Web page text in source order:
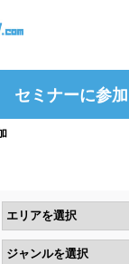
加
セミナーに参加